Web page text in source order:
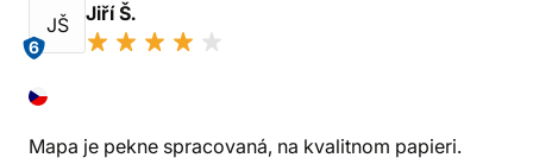
JŠ
6
Jiří Š.
Mapa je pekne spracovaná, na kvalitnom papieri.